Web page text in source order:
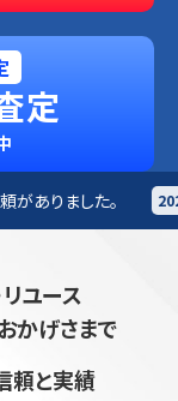
定
年8月6日 高崎来店
ユース
かげさまで
頼と実績